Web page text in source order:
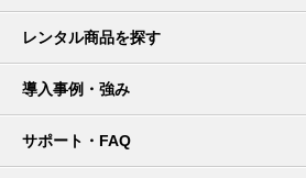
レンタル商品を探す
導入事例・強み
サポート・FAQ